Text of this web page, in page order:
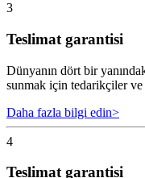
3
Teslimat garantisi
Dünyanın dört bir
sunmak için tedarikçiler ve
Daha fazla bilgi edin>
4
Teslimat garantisi